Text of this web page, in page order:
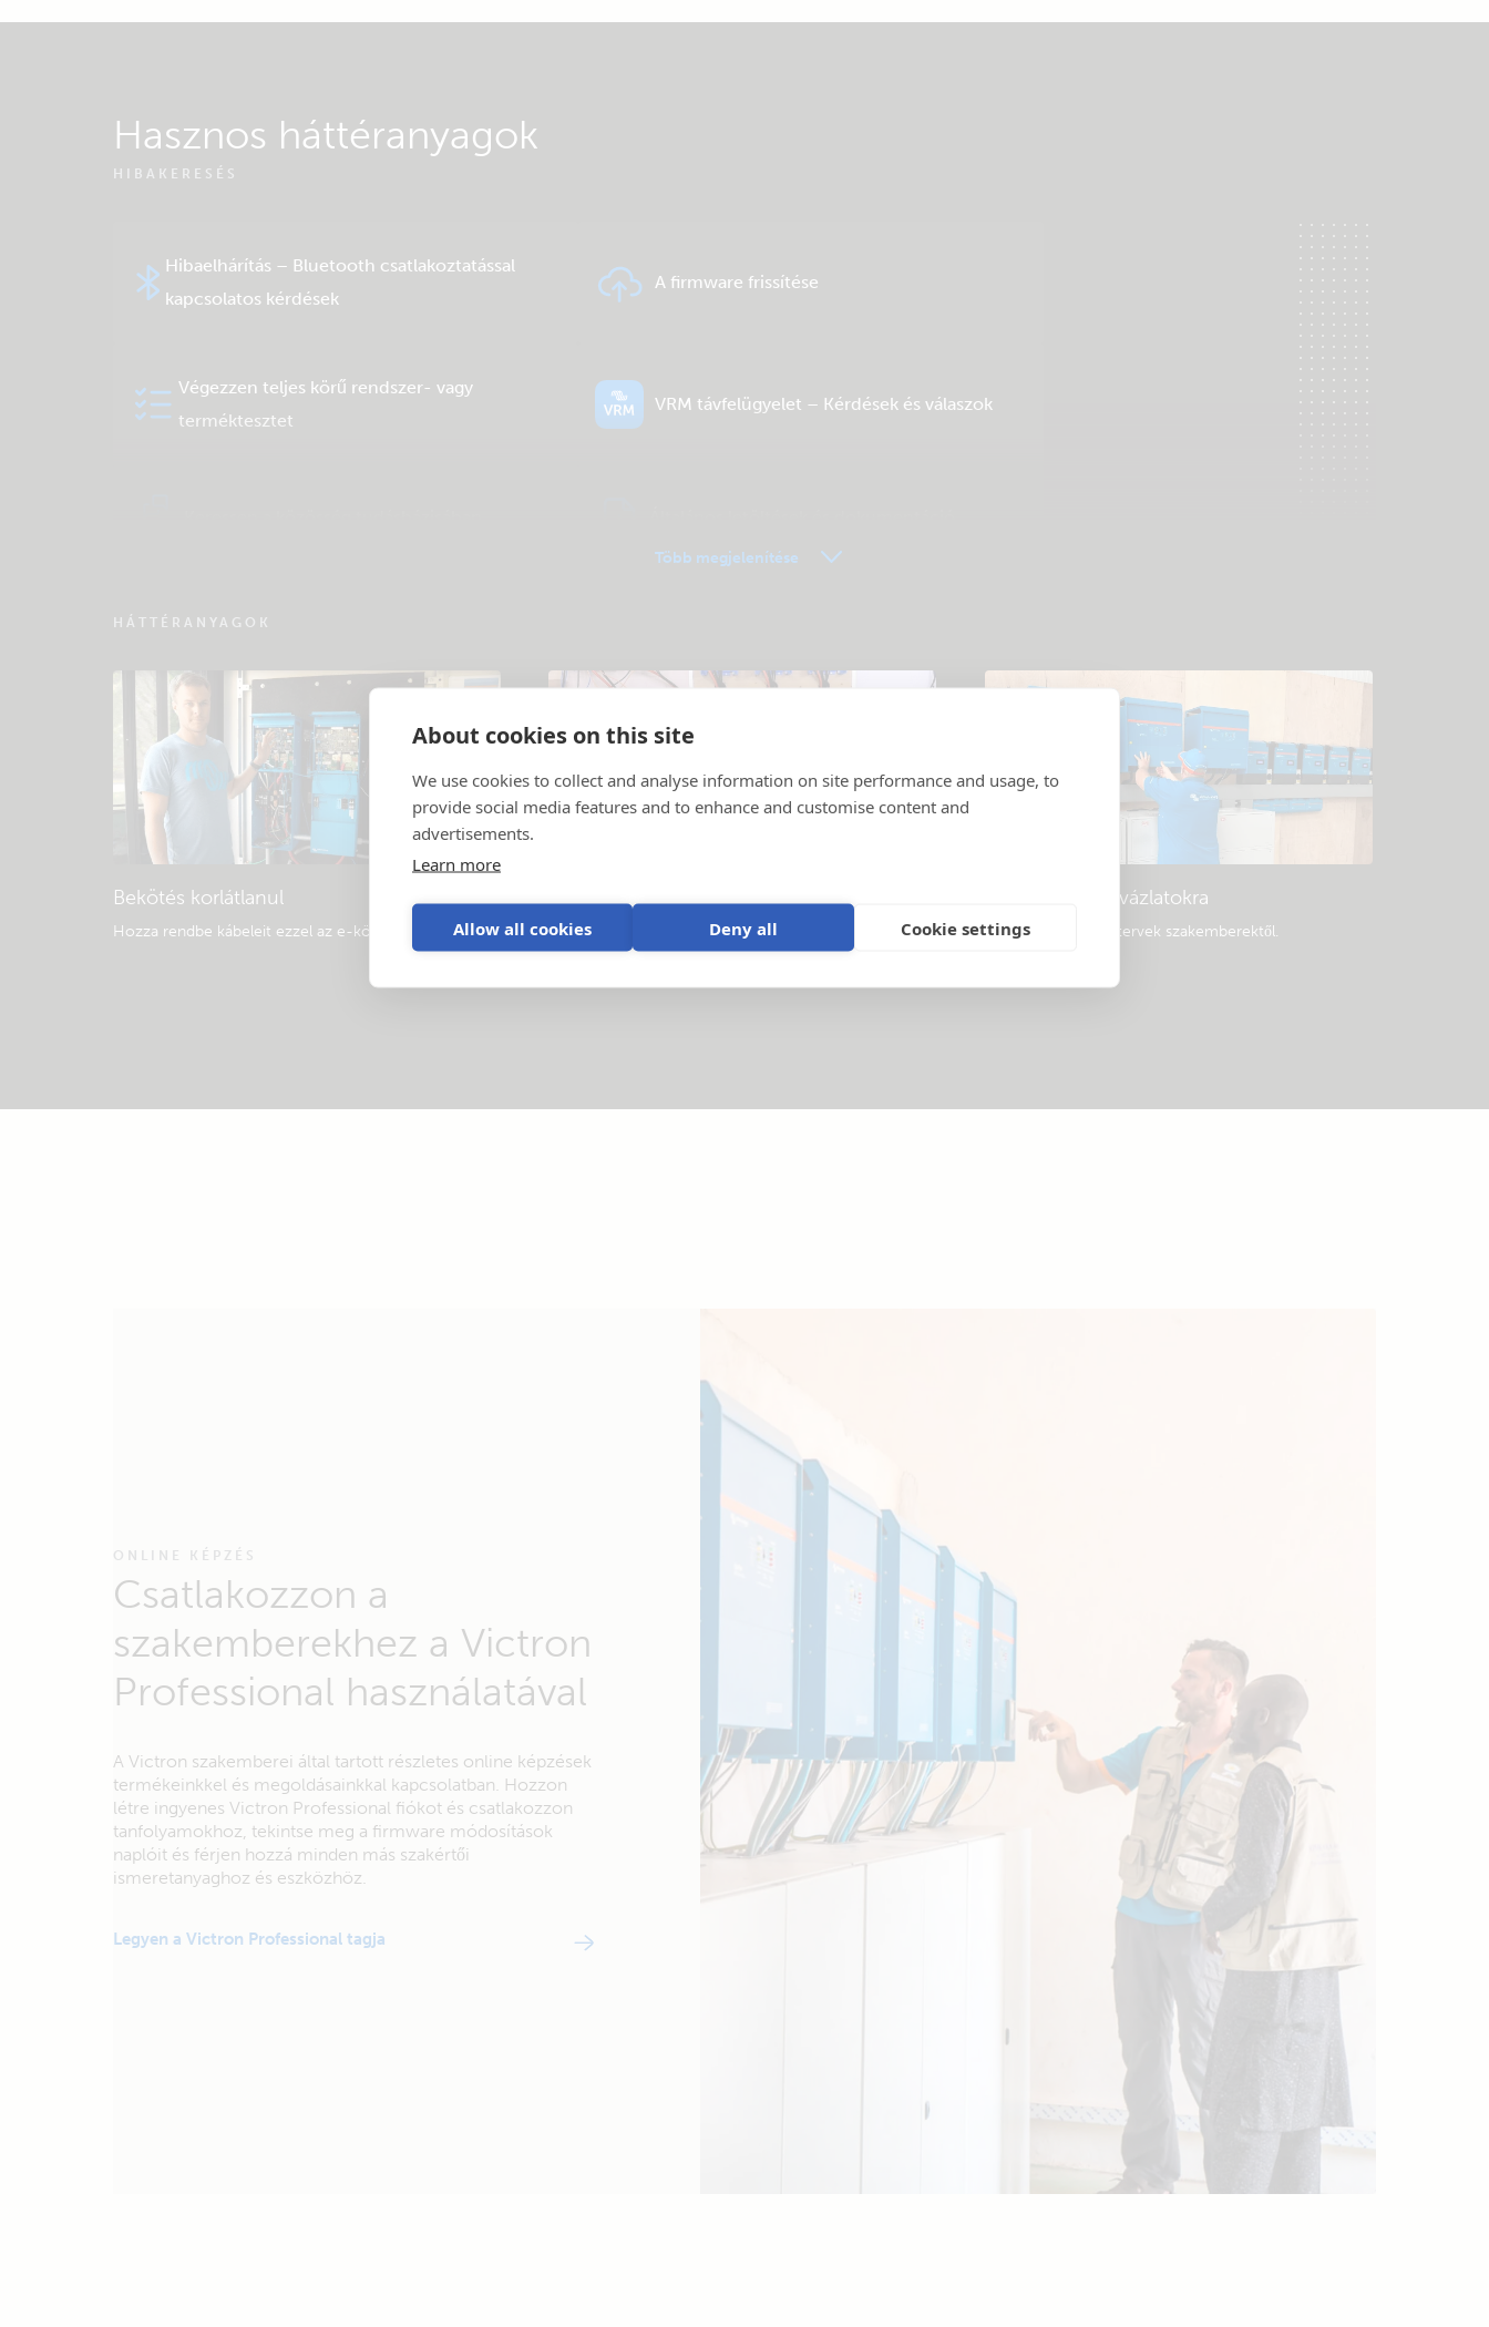
About cookies on this site
We use cookies to collect and analyse information on site performance and usage, to
provide social media features and to enhance and customise content and
advertisements.
Learn more
Allow all cookies Deny all Cookie settings
Hasznos háttéranyagok
HIBAKERESÉS
Hibaelhárítás – Bluetooth csatlakoztatással
kapcsolatos kérdések
A firmware frissítése
Végezzen teljes körű rendszer- vagy
terméktesztet
VRM távfelügyelet – Kérdések és válaszok
Több megjelenítése
HÁTTÉRANYAGOK
Bekötés korlátlanul
Hozza rendbe kábeleit ezzel az e-könyvvel
Oktató videók
Termékek és rendszerek ismertetése
Példa rendszervázlatokra
Népszerű rendszertervek szakemberektől.
ONLINE KÉPZÉS
Csatlakozzon a
szakemberekhez a Victron
Professional használatával
A Victron szakemberei által tartott részletes online képzések
termékeinkkel és megoldásainkkal kapcsolatban. Hozzon
létre ingyenes Victron Professional fiókot és csatlakozzon
tanfolyamokhoz, tekintse meg a firmware módosítások
naplóit és férjen hozzá minden más szakértői
ismeretanyaghoz és eszközhöz.
Legyen a Victron Professional tagja